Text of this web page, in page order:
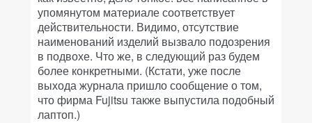
упомянутом материале соответствует
действительности. Видимо, отсутствие
наименований изделий вызвало подозрения
в подвохе. Что же, в следующий раз будем
более конкретными. (Кстати, уже после
выхода журнала пришло сообщение о том,
что фирма Fujitsu также выпустила подобный
лаптоп.)